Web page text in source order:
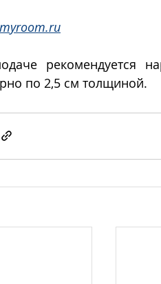
рекомендуется
по 2,5 см толщиной.